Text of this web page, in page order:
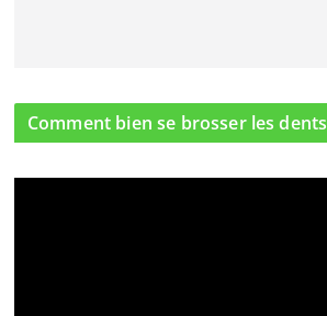
Comment bien se brosser les dents